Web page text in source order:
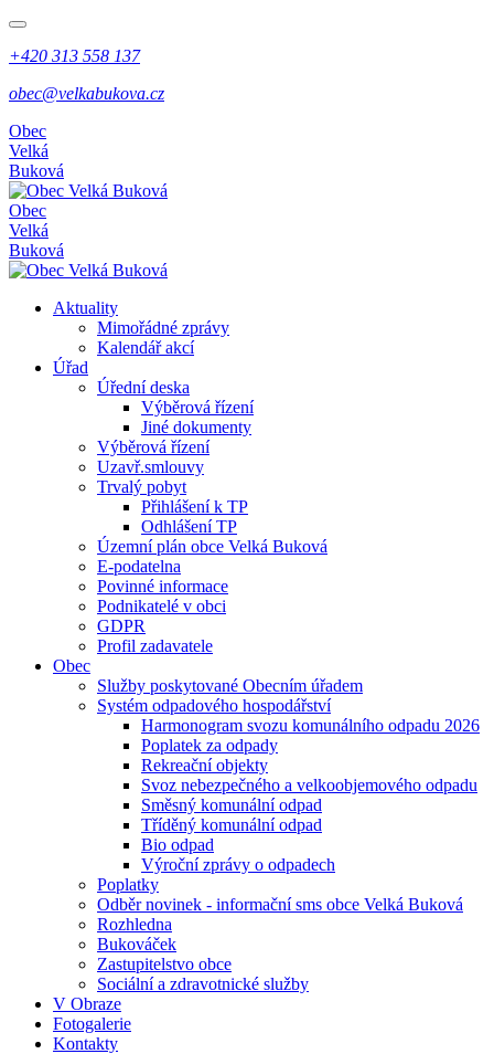
+420 313 558 137
obec@velkabukova.cz
Obec
Velká
Buková
Obec
Velká
Buková
Aktuality
Mimořádné zprávy
Kalendář akcí
Úřad
Úřední deska
Výběrová řízení
Jiné dokumenty
Výběrová řízení
Uzavř.smlouvy
Trvalý pobyt
Přihlášení k TP
Odhlášení TP
Územní plán obce Velká Buková
E-podatelna
Povinné informace
Podnikatelé v obci
GDPR
Profil zadavatele
Obec
Služby poskytované Obecním úřadem
Systém odpadového hospodářství
Harmonogram svozu komunálního odpadu 2026
Poplatek za odpady
Rekreační objekty
Svoz nebezpečného a velkoobjemového odpadu
Směsný komunální odpad
Tříděný komunální odpad
Bio odpad
Výroční zprávy o odpadech
Poplatky
Odběr novinek - informační sms obce Velká Buková
Rozhledna
Bukováček
Zastupitelstvo obce
Sociální a zdravotnické služby
V Obraze
Fotogalerie
Kontakty